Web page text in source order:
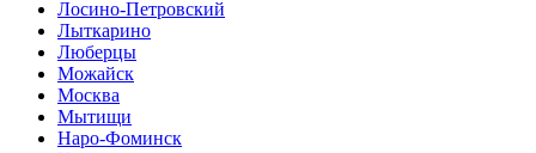
Лосино-Петровский
Лыткарино
Люберцы
Можайск
Москва
Мытищи
Наро-Фоминск